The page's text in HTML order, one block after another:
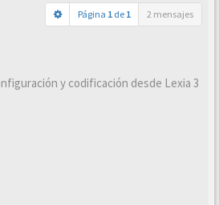
Página 1 de 1 2 mensajes
y codificación desde Lexia 3